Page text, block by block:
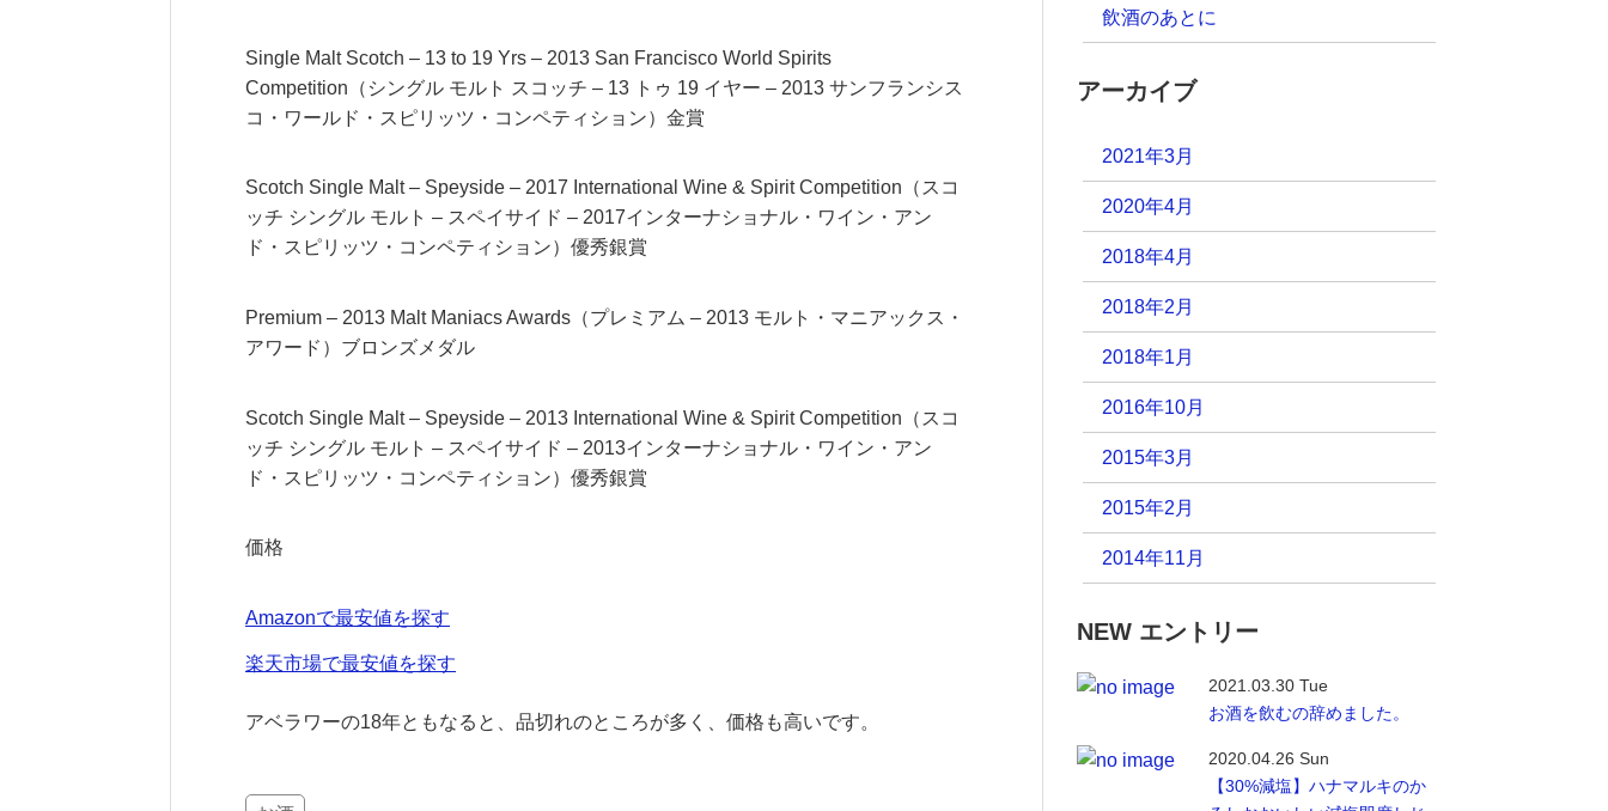
Single Malt Scotch – 13 to 19 Yrs – 2013 San Francisco World Spirits
Competition（シングル モルト スコッチ – 13 トゥ 19 イヤー – 2013 サンフランシス
コ・ワールド・スピリッツ・コンペティション）金賞
Scotch Single Malt – Speyside – 2017 International Wine & Spirit Competition（スコ
ッチ シングル モルト – スペイサイド – 2017インターナショナル・ワイン・アン
ド・スピリッツ・コンペティション）優秀銀賞
Premium – 2013 Malt Maniacs Awards（プレミアム – 2013 モルト・マニアックス・
アワード）ブロンズメダル
Scotch Single Malt – Speyside – 2013 International Wine & Spirit Competition（スコ
ッチ シングル モルト – スペイサイド – 2013インターナショナル・ワイン・アン
ド・スピリッツ・コンペティション）優秀銀賞
価格
Amazonで最安値を探す
楽天市場で最安値を探す
アベラワーの18年ともなると、品切れのところが多く、価格も高いです。
飲酒のあとに
アーカイブ
2021年3月
2020年4月
2018年4月
2018年2月
2018年1月
2016年10月
2015年3月
2015年2月
2014年11月
NEW エントリー
2021.03.30 Tue
お酒を飲むの辞めました。
2020.04.26 Sun
【30%減塩】ハナマルキのか